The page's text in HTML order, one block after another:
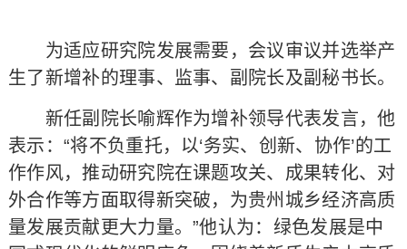
为适应研究院发展需要，会议审议并选举产
生了新增补的理事、监事、副院长及副秘书长。
新任副院长喻辉作为增补领导代表发言，他
表示：“将不负重托，以‘务实、创新、协作’的工
作作风，推动研究院在课题攻关、成果转化、对
外合作等方面取得新突破，为贵州城乡经济高质
量发展贡献更大力量。”他认为：绿色发展是中